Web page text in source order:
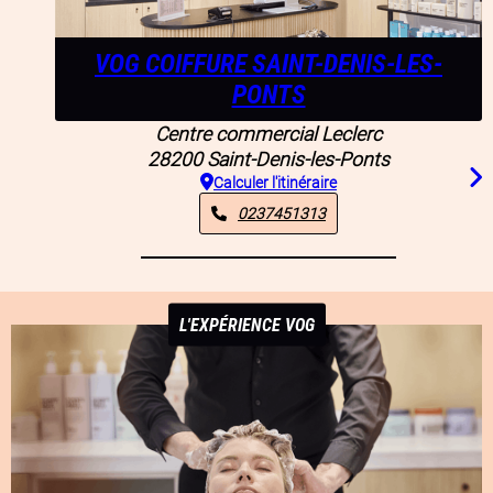
VOG COIFFURE SAINT-DENIS-LES-
PONTS
Centre commercial Leclerc
28200 Saint-Denis-les-Ponts
Calculer l'itinéraire
0237451313
L'EXPÉRIENCE VOG